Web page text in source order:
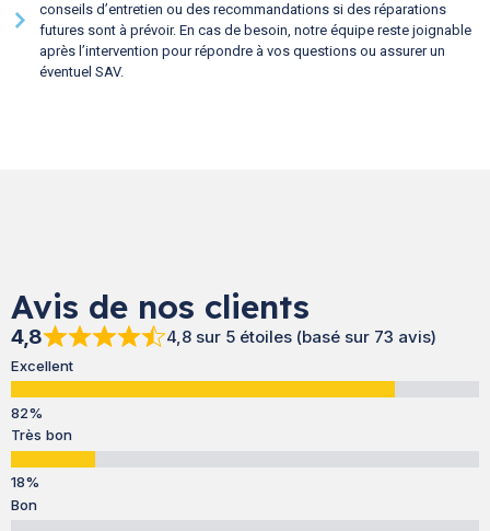
conseils d’entretien ou des recommandations si des réparations
futures sont à prévoir. En cas de besoin, notre équipe reste joignable
après l’intervention pour répondre à vos questions ou assurer un
éventuel SAV.
Avis de nos clients
4,8 4,8 sur 5 étoiles (basé sur 73 avis)
Excellent
Très bon
Bon